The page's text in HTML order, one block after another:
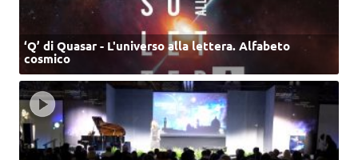
‘Q’ di Quasar - L'universo alla lettera. Alfabeto
cosmico